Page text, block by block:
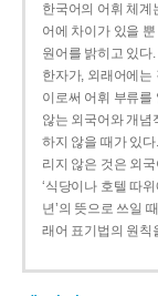
한국어의 어휘 체계
어에 차이가 있을
원어를 밝히고 있다
한자가, 외래어에는
이로써 어휘 부류를
않는 외국어와 개념
하지 않을 때가 있
리지 않은 것은 외
‘식당이나 호텔 따
년’의 뜻으로 쓰일
래어 표기법의 원칙